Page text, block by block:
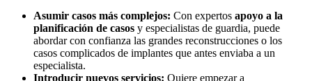
Asumir casos más complejos: Con expertos apoyo a la
planificación de casos y especialistas de guardia, puede
abordar con confianza las grandes reconstrucciones o los
casos complicados de implantes que antes enviaba a un
especialista.
Introducir nuevos servicios: Quiere empezar a